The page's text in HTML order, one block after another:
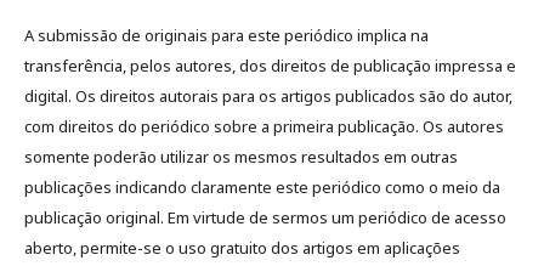
A submissão de originais para este periódico implica na
transferência, pelos autores, dos direitos de publicação impressa e
digital. Os direitos autorais para os artigos publicados são do autor,
com direitos do periódico sobre a primeira publicação. Os autores
somente poderão utilizar os mesmos resultados em outras
publicações indicando claramente este periódico como o meio da
publicação original. Em virtude de sermos um periódico de acesso
aberto, permite-se o uso gratuito dos artigos em aplicações